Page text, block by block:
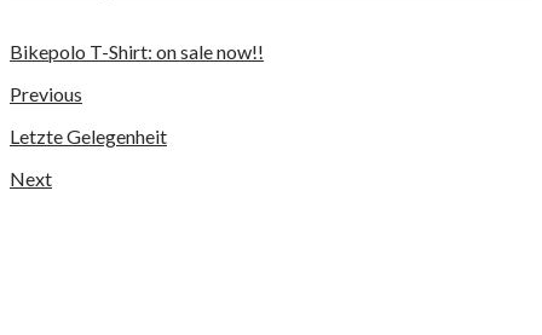
Bikepolo T-Shirt: on sale now!!
Previous
Letzte Gelegenheit
Next